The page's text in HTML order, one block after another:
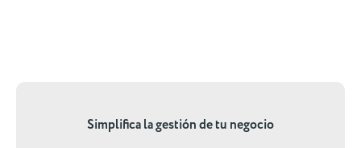
Simplifica la gestión de tu negocio